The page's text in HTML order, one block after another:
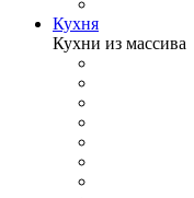
Кухня
Кухни из массива